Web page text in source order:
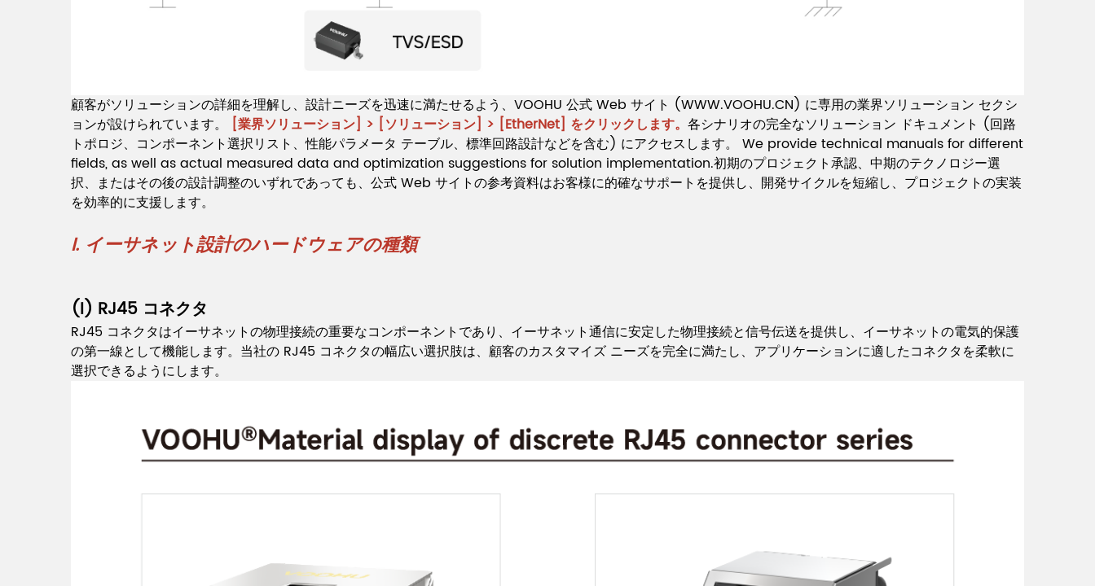
顧客がソリューションの詳細を理解し、設計ニーズを迅速に満たせるよう、VOOHU 公式 Web サイト (WWW.VOOHU.CN) に専用の業界ソリューション セクシ
ョンが設けられています。
[業界ソリューション] > [ソリューション] > [EtherNet] をクリックします。 各シナリオの完全なソリューション ドキュメント (回路
トポロジ、コンポーネント選択リスト、性能パラメータ テーブル、標準回路設計などを含む) にアクセスします。 We provide technical manuals for different
fields, as well as actual measured data and optimization suggestions for solution implementation.初期のプロジェクト承認、中期のテクノロジー選
択、またはその後の設計調整のいずれであっても、公式 Web サイトの参考資料はお客様に的確なサポートを提供し、開発サイクルを短縮し、プロジェクトの実装
を効率的に支援します。
I. イーサネット設計のハードウェアの種類
(I) RJ45 コネクタ
RJ45 コネクタはイーサネットの物理接続の重要なコンポーネントであり、イーサネット通信に安定した物理接続と信号伝送を提供し、イーサネットの電気的保護
の第一線として機能します。当社の RJ45 コネクタの幅広い選択肢は、顧客のカスタマイズ ニーズを完全に満たし、アプリケーションに適したコネクタを柔軟に
選択できるようにします。